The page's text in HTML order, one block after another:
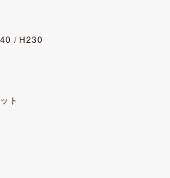
/ H230
ト